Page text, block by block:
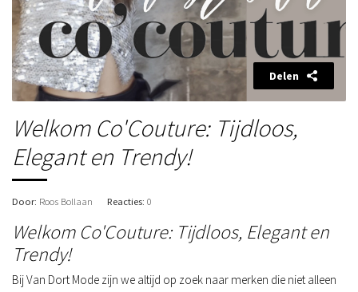
Delen
Welkom Co'Couture: Tijdloos,
Elegant en Trendy!
Door: Roos Bollaan Reacties: 0
Welkom Co'Couture: Tijdloos, Elegant en
Trendy!
Bij Van Dort Mode zijn we altijd op zoek naar merken die niet alleen